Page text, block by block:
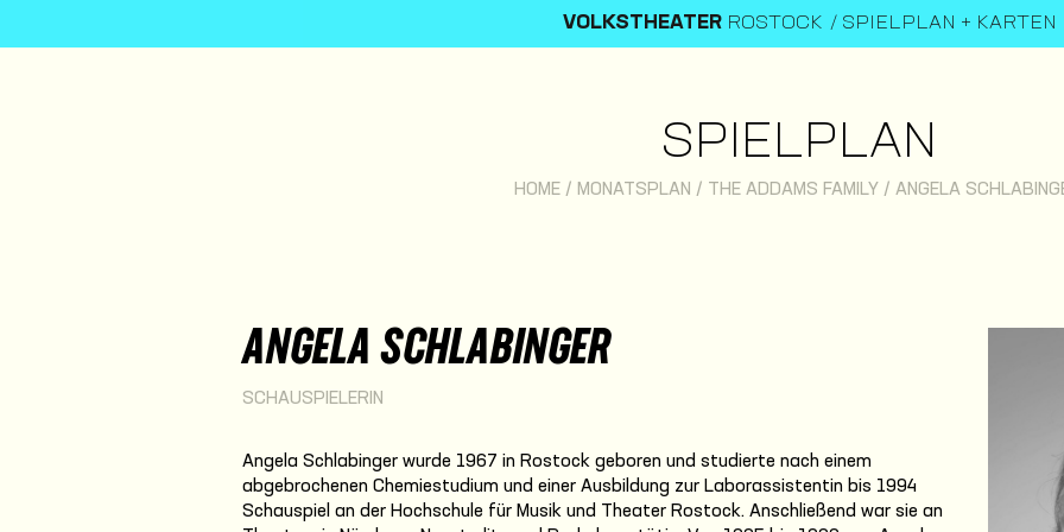
VOLKSTHEATER ROSTOCK SPIELPLAN + KARTEN
SPIELPLAN
HOME / MONATSPLAN / THE ADDAMS FAMILY / ANGELA
ANGELA SCHLABINGER
SCHAUSPIELERIN
Angela Schlabinger wurde 1967 in Rostock geboren und studierte nach einem
abgebrochenen Chemiestudium und einer Ausbildung zur Laborassistentin bis 1994
Schauspiel an der Hochschule für Musik und Theater Rostock. Anschließend war sie an